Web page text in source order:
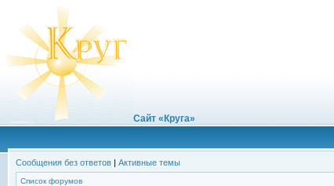
Сайт «Круга»
Сообщения без ответов | Активные темы
Список форумов